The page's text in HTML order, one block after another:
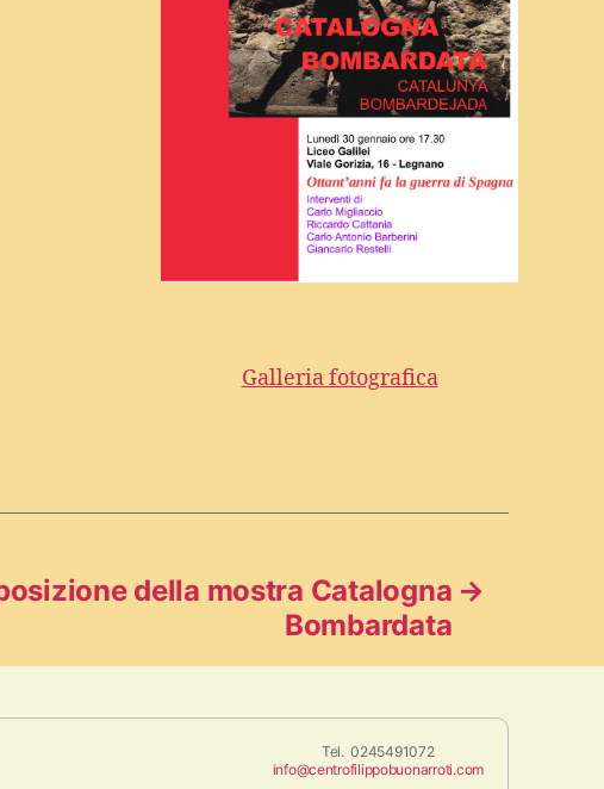
Galleria fotografica
della mostra Catalogna
Bombardata
→
Tel. 0245491072
info@centrofilippobuonarroti.com